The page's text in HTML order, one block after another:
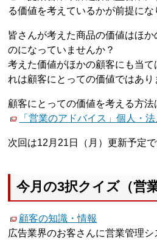
る価値を考えているかが前提にな
皆さんが考えた商品の価値はほ
のになっていませんか？
考えた価値がほかの顧客にも当
れは顧客にとっての価値ではあり
顧客にとっての価値を考える方
「営業のアドバイス」個人・
次回は12月21日（月）更新予定で
今月の3択クイズ（営
顧客の知識・情報
広告業界のお客さんに営業管理シ